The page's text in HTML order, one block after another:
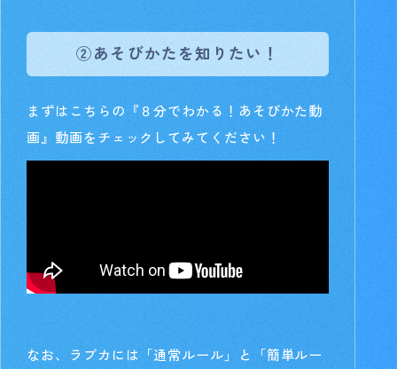
②あそびかたを知りたい！
まずはこちらの『８分でわかる！あそびかた動
画』動画をチェックしてみてください！
なお、ラブカには「通常ルール」と「簡単ルー